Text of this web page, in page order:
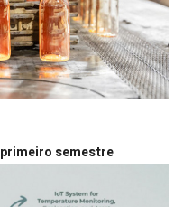
semestre